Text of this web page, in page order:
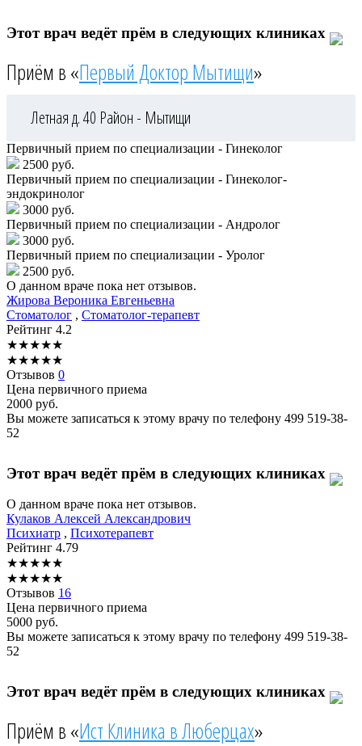
Этот врач ведёт прём в следующих клиниках
Приём в «Первый Доктор Мытищи»
Летная д. 40 Район - Мытищи
Первичный прием по специализации - Гинеколог
2500 руб.
Первичный прием по специализации - Гинеколог-
эндокринолог
3000 руб.
Первичный прием по специализации - Андролог
3000 руб.
Первичный прием по специализации - Уролог
2500 руб.
О данном враче пока нет отзывов.
Жирова Вероника Евгеньевна
Стоматолог , Стоматолог-терапевт
Рейтинг 4.2
★★★★★
★★★★★
Отзывов 0
Цена первичного приема
2000 руб.
Вы можете записаться к этому врачу по телефону 499 519-38-
52
Этот врач ведёт прём в следующих клиниках
О данном враче пока нет отзывов.
Кулаков Алексей Александрович
Психиатр , Психотерапевт
Рейтинг 4.79
★★★★★
★★★★★
Отзывов 16
Цена первичного приема
5000 руб.
Вы можете записаться к этому врачу по телефону 499 519-38-
52
Этот врач ведёт прём в следующих клиниках
Приём в «Ист Клиника в Люберцах»